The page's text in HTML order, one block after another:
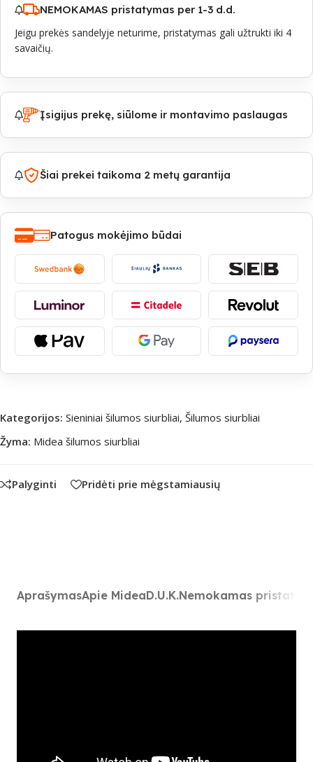
NEMOKAMAS pristatymas per 1-3 d.d.
Jeigu prekės sandelyje neturime, pristatymas gali užtrukti iki 4
savaičių.
Įsigijus prekę, siūlome ir montavimo paslaugas
Šiai prekei taikoma 2 metų garantija
Patogus mokėjimo būdai
Kategorijos: Sieniniai šilumos siurbliai, Šilumos siurbliai
Žyma: Midea šilumos siurbliai
Palyginti Pridėti prie mėgstamiausių
AprašymasApie MideaD.U.K.Nemokamas